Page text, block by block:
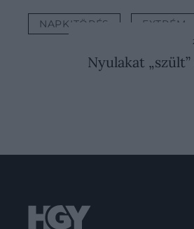
NAPKITÖRÉS EXTRÉM
Nyulakat